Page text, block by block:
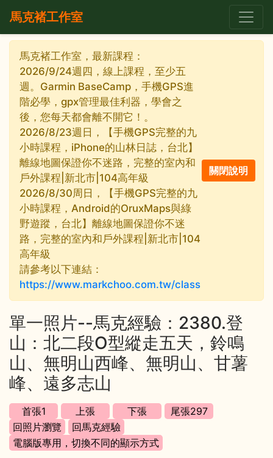
馬克褚工作室
馬克褚工作室，最新課程：
2026/9/24週四，線上課程，至少五
週。Garmin BaseCamp，手機GPS進
階必學，gpx管理最佳利器，學會之
後，您每天都會離不開它！。
2026/8/23週日，【手機GPS完整的九
小時課程，iPhone的山林日誌，台北】
離線地圖保證你不迷路，完整的室內和
戶外課程|新北市|104高年級
2026/8/30周日，【手機GPS完整的九
小時課程，Android的OruxMaps與綠
野遊蹤，台北】離線地圖保證你不迷
路，完整的室內和戶外課程|新北市|104
高年級
請參考以下連結：
https://www.markchoo.com.tw/class
單一照片--馬克經驗：2380.登
山：北二段O型縱走五天，鈴鳴
山、無明山西峰、無明山、甘薯
峰、遠多志山